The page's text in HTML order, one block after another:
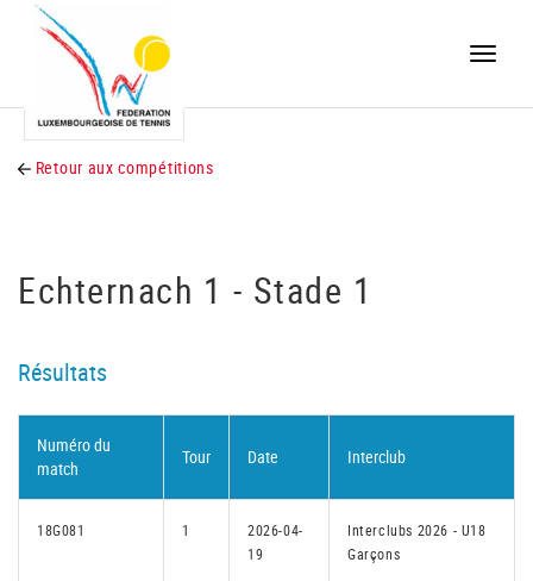
Toggle
Retour aux compétitions
Echternach 1 - Stade 1
Résultats
Numéro du
match
Tour Date Interclub
18G081 1
2026-04-
19
Interclubs 2026 - U18
Garçons